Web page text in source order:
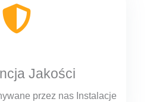
Jakości
przez nas Instalacje